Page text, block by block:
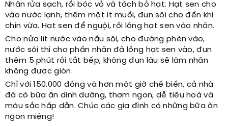
Nhãn rửa sạch, rồi bóc vỏ và tách bỏ hạt. Hạt sen cho
vào nước lạnh, thêm một ít muối, đun sôi cho đến khi
chín vừa. Hạt sen để nguội, rồi lồng hạt sen vào nhãn.
Cho nửa lít nước vào nấu sôi, cho đường phèn vào,
nước sôi thì cho phần nhãn đã lồng hạt sen vào, đun
thêm 5 phút rồi tắt bếp, không đun lâu sẽ làm nhãn
không được giòn.
Chỉ với 150.000 đồng và hơn một giờ chế biến, cả nhà
đã có bữa ăn dinh dưỡng, thơm ngon, dễ tiêu hoá và
màu sắc hấp dẫn. Chúc các gia đình có những bữa ăn
ngon miệng!